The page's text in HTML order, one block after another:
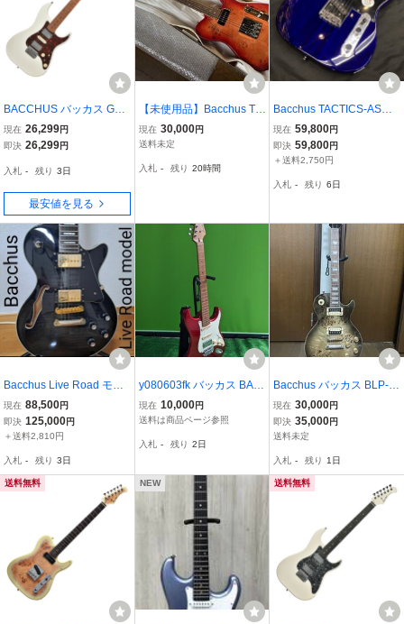
BACCHUS バッカス GS-
4DX RSM/M WH エレキ
ギター
現在 26,299円
即決 26,299円
入札 - 残り 3日
最安値を見る
【未使用品】Bacchus TA
CTICS/R-BP RD-Burst /
バッカス テレキャスター
現在 30,000円
送料未定
入札 - 残り 20時間
Bacchus TACTICS-ASH/
RSM/STB (バッカス TLシ
ェイプ) 【B級特価品】
【新潟店】
現在 59,800円
即決 59,800円
＋送料2,750円
入札 - 残り 6日
Bacchus Live Road モデ
ル セミアコ ギターケース
付き 黒 青 金 バッカス ギ
ター エレキギター レスポ
現在 88,500円
即決 125,000円
＋送料2,810円
入札 - 残り 3日
y080603fk バッカス BAC
CHUS BST-2-RSM/M CA
R エレキギター / アンプ
現在 10,000円
送料は商品ページ参照
入札 - 残り 2日
Bacchus バッカス BLP-B
P/R BK-B LIVE ROAD MO
DEL ギター レスポール L
P
現在 30,000円
即決 35,000円
送料未定
入札 - 残り 1日
送料無料 NEW 送料無料